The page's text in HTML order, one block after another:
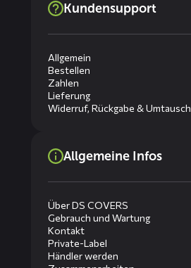
Kundensupport
Allgemein
Bestellen
Zahlen
Lieferung
Widerruf, Rückgabe & Umtausch
Allgemeine Infos
Über DS COVERS
Gebrauch und Wartung
Kontakt
Private-Label
Händler werden